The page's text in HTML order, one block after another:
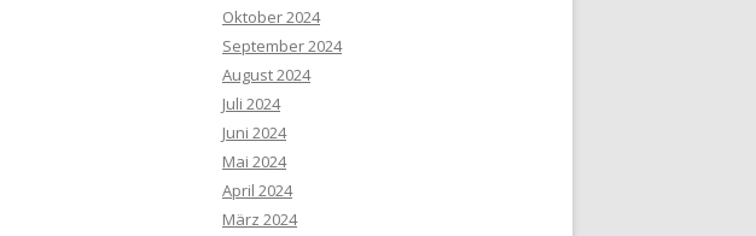
Oktober 2024
September 2024
August 2024
Juli 2024
Juni 2024
Mai 2024
April 2024
März 2024